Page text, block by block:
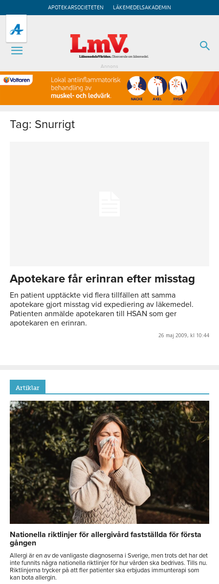
APOTEKARSOCIETETEN LÄKEMEDELSAKADEMIN
Annons
Tag: Snurrigt
Apotekare får erinran efter misstag
En patient upptäckte vid flera tillfällen att samma
apotekare gjort misstag vid expediering av läkemedel.
Patienten anmälde apotekaren till HSAN som ger
apotekaren en erinran.
26 maj 2009, kl 10:44
Artiklar
Nationella riktlinjer för allergivård fastställda för första
gången
Allergi är en av de vanligaste diagnoserna i Sverige, men trots det har det
inte funnits några nationella riktlinjer för hur vården ska bedrivas. Tills nu.
Riktlinjerna trycker på att fler patienter ska erbjudas immunterapi som
kan bota allergin.